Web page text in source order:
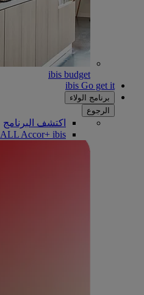
ibis budget
ibis Go get it
برنامج الولاء
الرجوع
اكتشف البرنامج
ALL Accor+ ibis - اشتراك